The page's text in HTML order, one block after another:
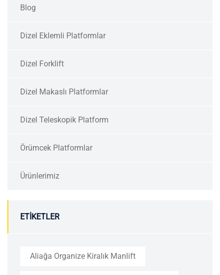
Blog
Dizel Eklemli Platformlar
Dizel Forklift
Dizel Makaslı Platformlar
Dizel Teleskopik Platform
Örümcek Platformlar
Ürünlerimiz
ETIKETLER
Aliağa Organize Kiralık Manlift